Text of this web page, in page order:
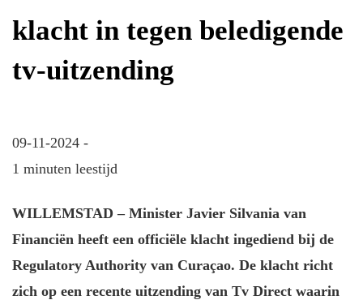
klacht in tegen beledigende
tv-uitzending
09-11-2024 -
1 minuten leestijd
WILLEMSTAD – Minister Javier Silvania van
Financiën heeft een officiële klacht ingediend bij de
Regulatory Authority van Curaçao. De klacht richt
zich op een recente uitzending van Tv Direct waarin